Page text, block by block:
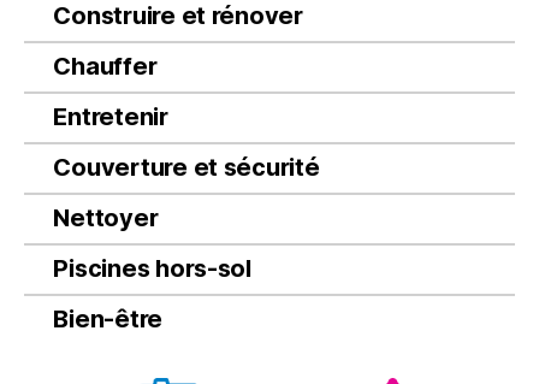
Construire et rénover
Chauffer
Entretenir
Couverture et sécurité
Nettoyer
Piscines hors-sol
Bien-être